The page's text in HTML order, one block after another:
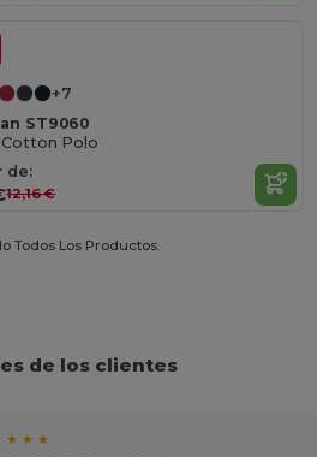
+7
ST9060
Cotton Polo
de:
12,16 €
Todos Los Productos.
de los clientes
★ ★ ★